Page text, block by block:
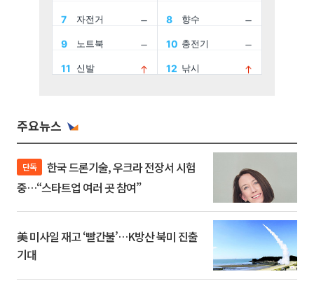
주요뉴스
단독
중…“스타트업 여러 곳 참여”
美 미사일 재고 ‘빨간불’…K방산 북미 진출
기대